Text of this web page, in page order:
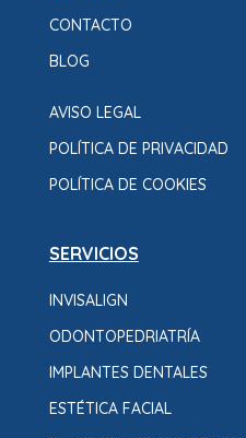
CONTACTO
BLOG
AVISO LEGAL
POLÍTICA DE PRIVACIDAD
POLÍTICA DE COOKIES
SERVICIOS
INVISALIGN
ODONTOPEDRIATRÍA
IMPLANTES DENTALES
ESTÉTICA FACIAL